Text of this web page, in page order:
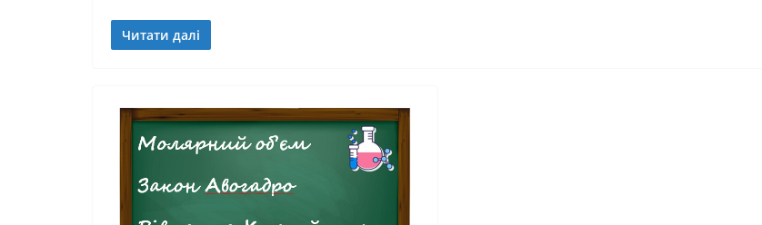
Читати далі